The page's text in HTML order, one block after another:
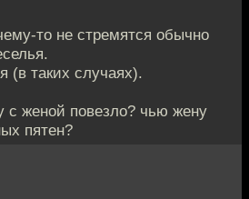
то не стремятся обычно
(в таких случаях).
с женой повезло? чью жену
пятен?